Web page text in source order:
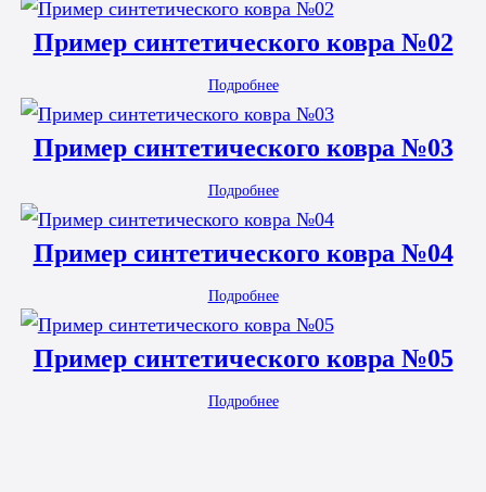
Пример синтетического ковра №02
Подробнее
Пример синтетического ковра №03
Подробнее
Пример синтетического ковра №04
Подробнее
Пример синтетического ковра №05
Подробнее